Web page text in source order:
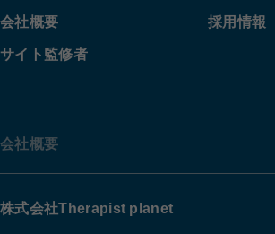
会社概要
サイト監修者
採用情報
会社概要
株式会社Therapist planet